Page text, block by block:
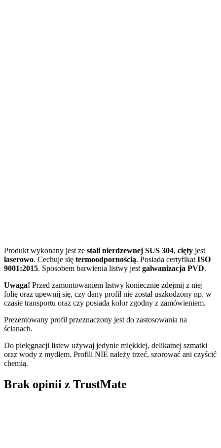
Produkt wykonany jest ze stali nierdzewnej SUS 304, cięty jest
laserowo. Cechuje się termoodpornością. Posiada certyfikat ISO
9001:2015. Sposobem barwienia listwy jest galwanizacja PVD.
Uwaga! Przed zamontowaniem listwy koniecznie zdejmij z niej
folię oraz upewnij się, czy dany profil nie został uszkodzony np. w
czasie transportu oraz czy posiada kolor zgodny z zamówieniem.
Prezentowany profil przeznaczony jest do zastosowania na
ścianach.
Do pielęgnacji listew używaj jedynie miękkiej, delikatnej szmatki
oraz wody z mydłem. Profili NIE należy trzeć, szorować ani czyścić
chemią.
Brak opinii z TrustMate